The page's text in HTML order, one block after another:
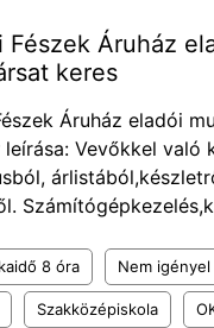
Fészek Áruház
keres
Áruház eladói
leírása: Vevőkkel
8 óra Nem
Szakközépiskola